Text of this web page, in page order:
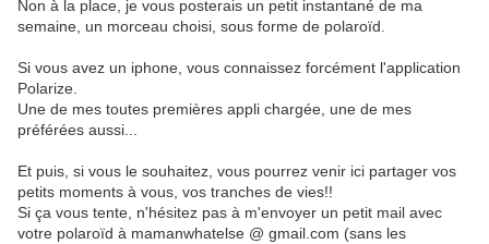
Non à la place, je vous posterais un petit instantané de ma
semaine, un morceau choisi, sous forme de polaroïd.
Si vous avez un iphone, vous connaissez forcément l'application
Polarize.
Une de mes toutes premières appli chargée, une de mes
préférées aussi...
Et puis, si vous le souhaitez, vous pourrez venir ici partager vos
petits moments à vous, vos tranches de vies!!
Si ça vous tente, n'hésitez pas à m'envoyer un petit mail avec
votre polaroïd à mamanwhatelse @ gmail.com (sans les